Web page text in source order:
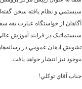
آگاهان از خواستگاه عبارت يقه
سيستماتيک در فرايند آموزش
تشويش اذهان عمومي در
موجود نيز انتشار خواهد يافت.
جناب آقاي توکلي!